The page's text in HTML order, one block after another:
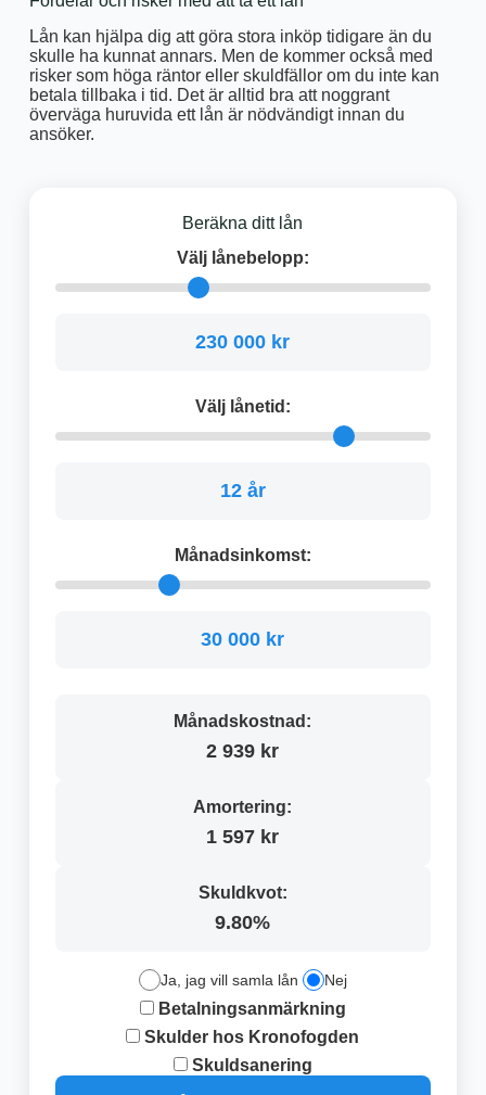
Lån kan hjälpa dig att göra stora inköp tidigare än du
skulle ha kunnat annars. Men de kommer också med
risker som höga räntor eller skuldfällor om du inte kan
betala tillbaka i tid. Det är alltid bra att noggrant
överväga huruvida ett lån är nödvändigt innan du
ansöker.
Beräkna ditt lån
Välj lånebelopp:
230 000 kr
Välj lånetid:
12 år
Månadsinkomst:
30 000 kr
Månadskostnad:
2 939 kr
Amortering:
1 597 kr
Skuldkvot:
9.80%
Ja, jag vill samla lån Nej
Betalningsanmärkning
Skulder hos Kronofogden
Skuldsanering